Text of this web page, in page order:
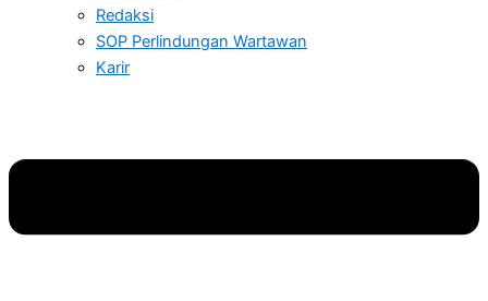
Redaksi
SOP Perlindungan Wartawan
Karir